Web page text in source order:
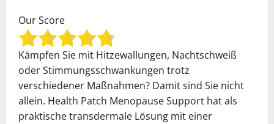
Our Score
Kämpfen Sie mit Hitzewallungen, Nachtschweiß
oder Stimmungsschwankungen trotz
verschiedener Maßnahmen? Damit sind Sie nicht
allein. Health Patch Menopause Support hat als
praktische transdermale Lösung mit einer